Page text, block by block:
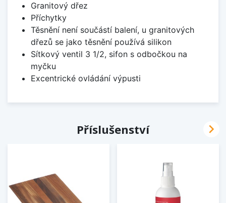
Granitový dřez
Příchytky
Těsnění není součástí balení, u granitových
dřezů se jako těsnění používá silikon
Sítkový ventil 3 1/2, sifon s odbočkou na
myčku
Excentrické ovládání výpusti
Příslušenství 